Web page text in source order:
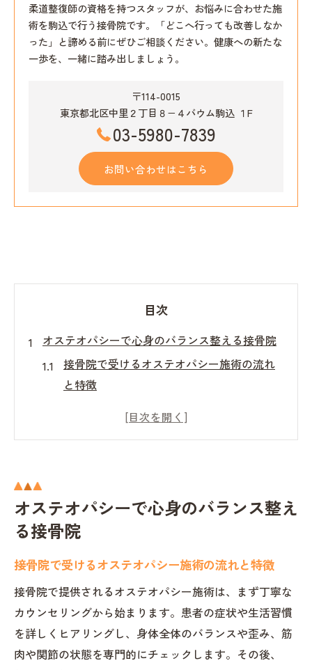
柔道整復師の資格を持つスタッフが、お悩みに合わせた施
術を駒込で行う接骨院です。「どこへ行っても改善しなか
った」と諦める前にぜひご相談ください。健康への新たな
一歩を、一緒に踏み出しましょう。
〒114-0015
東京都北区中里２丁目８−４バウム駒込 １F
03-5980-7839
お問い合わせはこちら
目次
オステオパシーで心身のバランス整える接骨院
接骨院で受けるオステオパシー施術の流れ
と特徴
心身のバランスを整える接骨院の役割とは
バランス改善に有効な接骨院オステオパシ
ー施術例
ストレスをためない習慣の第一歩は接骨院から
接骨院で始めるストレス解消の新習慣
オステオパシー施術が習慣化に与える影響
毎日を快適に過ごす接骨院利用のヒント
ストレスをためない生活と接骨院の関係
接骨院でのアドバイスが生活改善に役立つ
オステオパシーで心身のバランス整え
る接骨院
接骨院で受けるオステオパシー施術の流れと特徴
接骨院で提供されるオステオパシー施術は、まず丁寧な
カウンセリングから始まります。患者の症状や生活習慣
を詳しくヒアリングし、身体全体のバランスや歪み、筋
肉や関節の状態を専門的にチェックします。その後、